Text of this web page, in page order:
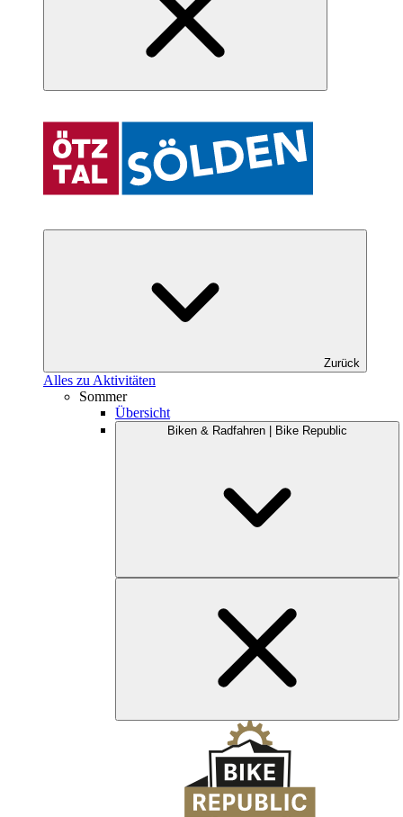
Zurück
Alles zu Aktivitäten
Sommer
Übersicht
Biken & Radfahren | Bike Republic